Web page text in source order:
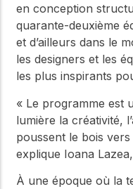
en conception
quarante-deuxième
et d’ailleurs dans le
les designers et les
les plus inspirants
« Le programme est
lumière la créativité,
poussent le bois
explique Ioana
À une époque où la